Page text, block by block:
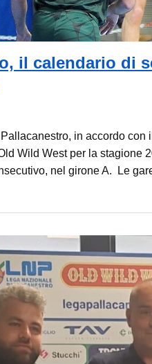
il calendario di
in accordo
Wild West per la stagione
nel girone A. Le